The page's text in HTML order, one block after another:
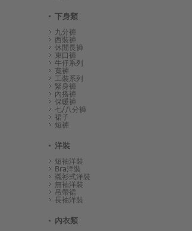
下身類
九分褲
西裝褲
休閒長褲
束口褲
牛仔系列
寬褲
工裝系列
緊身褲
內搭褲
保暖褲
七/八分褲
裙子
短褲
洋裝
短袖洋裝
Bra洋裝
襯衫式洋裝
無袖洋裝
吊帶裙
長袖洋裝
內衣類